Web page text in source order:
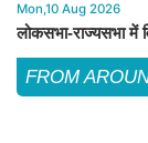
Mon,10 Aug 2026
लोकसभा-राज्यसभा में
FROM